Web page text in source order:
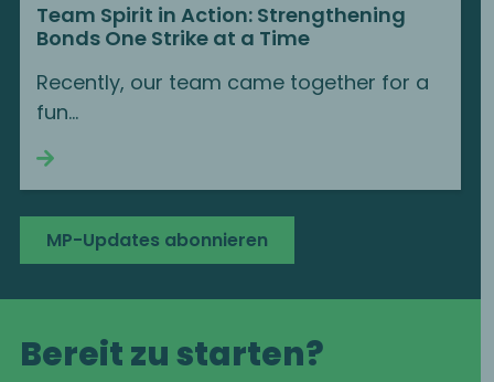
Team Spirit in Action: Strengthening
Bonds One Strike at a Time
Recently, our team came together for a
fun…
MP-Updates abonnieren
Bereit zu starten?